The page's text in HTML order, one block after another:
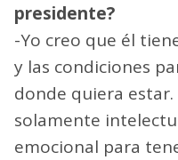
presidente?
-Yo creo que él
y las condiciones
donde quiera
solamente
emocional para